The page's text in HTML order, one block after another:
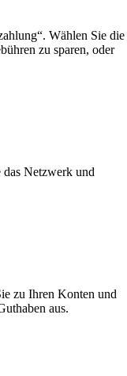
Wählen Sie die
zu sparen, oder
das Netzwerk und
zu Ihren Konten und
aus.